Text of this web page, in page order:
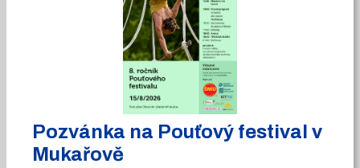
Pozvánka na Pouťový festival v
Mukařově